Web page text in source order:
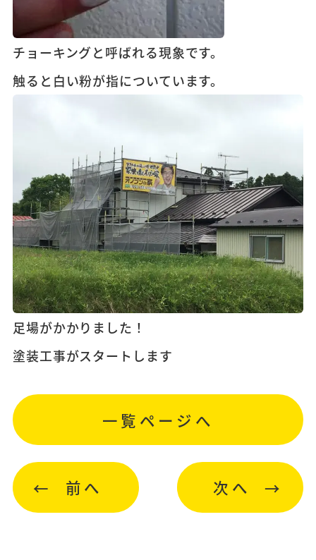
チョーキングと呼ばれる現象です。
触ると白い粉が指についています。
足場がかかりました！
塗装工事がスタートします
前へ
一覧ページへ
次へ